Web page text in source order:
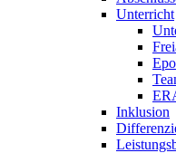
Unterricht
Inklusion